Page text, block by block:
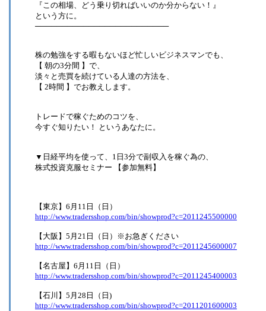
『この相場、どう乗り切ればいいのか分からない！』
という方に。
─────────────────────────
株の勉強をする暇もないほど忙しいビジネスマンでも、
【 朝の3分間 】で、
淡々と売買を続けている人達の方法を、
【 2時間 】でお教えします。
トレードで稼ぐためのコツを、
今すぐ知りたい！ というあなたに。
▼日経平均を使って、1日3分で副収入を稼ぐ為の、
株式投資克服セミナー 【参加無料】
【東京】6月11日（日）
http://www.tradersshop.com/bin/showprod?c=2011245500000
【大阪】5月21日（日）※お急ぎください
http://www.tradersshop.com/bin/showprod?c=2011245600007
【名古屋】6月11日（日）
http://www.tradersshop.com/bin/showprod?c=2011245400003
【石川】5月28日（日)
http://www.tradersshop.com/bin/showprod?c=2011201600003